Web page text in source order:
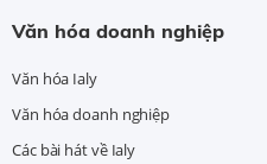
Văn hóa doanh nghiệp
Văn hóa Ialy
Văn hóa doanh nghiệp
Các bài hát về Ialy